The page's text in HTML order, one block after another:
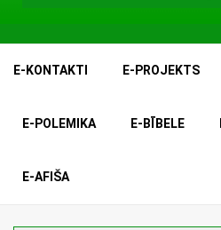
E-KONTAKTI E-PROJEKTS
E-POLEMIKA E-BĪBELE
E-AFIŠA